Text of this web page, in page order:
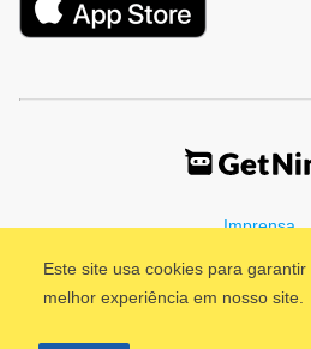
Este site usa cookies para
melhor experiência em nosso site.
Imprensa
Política de